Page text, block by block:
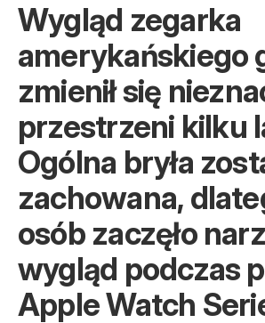
Wygląd zegarka
amerykańskiego
zmienił się
przestrzeni kilku
Ogólna bryła
zachowana,
osób zaczęło
wygląd podczas
Apple Watch